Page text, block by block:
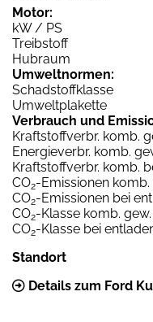
Motor:
kW / PS
Treibstoff
Hubraum
Umweltnormen:
Schadstoffklasse
Umweltplakette
Verbrauch und
Kraftstoffverbr. komb.
Energieverbr. komb.
Kraftstoffverbr. komb.
CO2-Emissionen komb.
CO2-Emissionen bei
CO2-Klasse komb. gew.
CO2-Klasse bei
Standort
Details zum Ford